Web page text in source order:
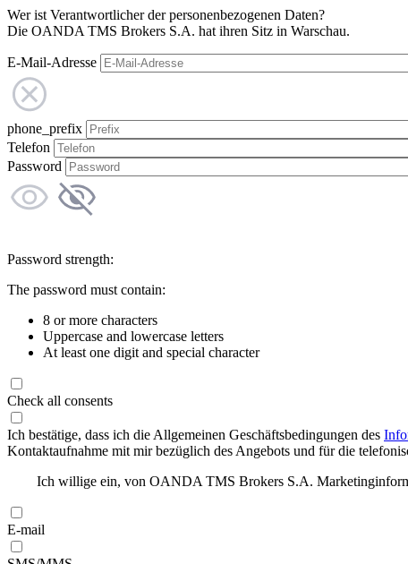
Wer ist Verantwortlicher der personenbezogenen Daten?
Die OANDA TMS Brokers S.A. hat ihren Sitz in Warschau.
E-Mail-Adresse
phone_prefix
Telefon
Password
Password strength:
The password must contain:
8 or more characters
Uppercase and lowercase letters
At least one digit and special character
Check all consents
Ich bestätige, dass ich die Allgemeinen Geschäftsbedingungen des
Kontaktaufnahme mit mir bezüglich des Angebots und für die
Ich willige ein, von OANDA TMS Brokers S.A.
E-mail